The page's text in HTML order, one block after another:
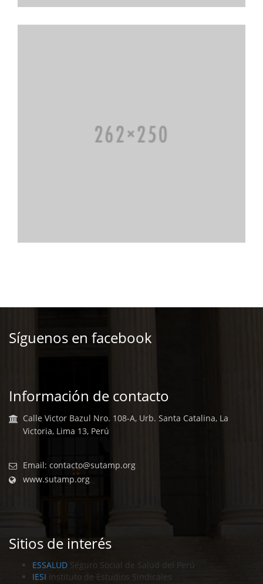
Síguenos en facebook
Información de contacto
Calle Victor Bazul Nro. 108-A, Urb. Santa Catalina, La
Victoria, Lima 13, Perú
Email: contacto@sutamp.org
www.sutamp.org
Sitios de interés
ESSALUD Seguro Social de Salud del Perú
IESI Instituto de Estudios Sindicales